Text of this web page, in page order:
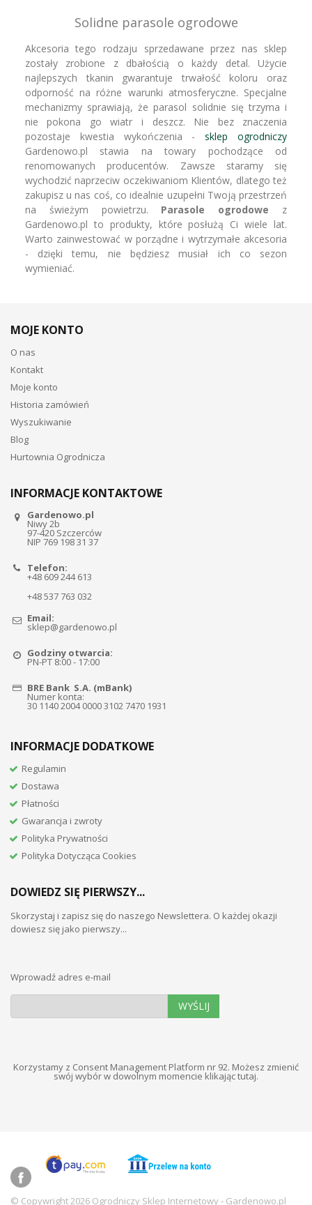
Solidne parasole ogrodowe
Akcesoria tego rodzaju sprzedawane przez nas sklep
zostały zrobione z dbałością o każdy detal. Użycie
najlepszych tkanin gwarantuje trwałość koloru oraz
odporność na różne warunki atmosferyczne. Specjalne
mechanizmy sprawiają, że parasol solidnie się trzyma i
nie pokona go wiatr i deszcz. Nie bez znaczenia
pozostaje kwestia wykończenia -sklep ogrodniczy
Gardenowo.pl stawia na towary pochodzące od
renomowanych producentów. Zawsze staramy się
wychodzić naprzeciw oczekiwaniom Klientów, dlatego też
zakupisz u nas coś, co idealnie uzupełni Twoją przestrzeń
na świeżym powietrzu. Parasole ogrodowe z
Gardenowo.pl to produkty, które posłużą Ci wiele lat.
Warto zainwestować w porządne i wytrzymałe akcesoria
- dzięki temu, nie będziesz musiał ich co sezon
wymieniać.
MOJE KONTO
O nas
Kontakt
Moje konto
Historia zamówień
Wyszukiwanie
Blog
Hurtownia Ogrodnicza
INFORMACJE KONTAKTOWE
Gardenowo.pl
Niwy 2b
97-420 Szczerców
NIP 769 198 31 37
Telefon:
+48 609 244 613
+48 537 763 032
Email:
sklep@gardenowo.pl
Godziny otwarcia:
PN-PT 8:00 - 17:00
BRE Bank S.A. (mBank)
Numer konta:
30 1140 2004 0000 3102 7470 1931
INFORMACJE DODATKOWE
Regulamin
Dostawa
Płatności
Gwarancja i zwroty
Polityka Prywatności
Polityka Dotycząca Cookies
DOWIEDZ SIĘ PIERWSZY...
Skorzystaj i zapisz się do naszego Newslettera. O każdej okazji
dowiesz się jako pierwszy...
Wprowadź adres e-mail
WYŚLIJ
Korzystamy z Consent Management Platform nr 92. Możesz zmienić
swój wybór w dowolnym momencie klikając tutaj.
© Copywright 2026 Ogrodniczy Sklep Internetowy - Gardenowo.pl